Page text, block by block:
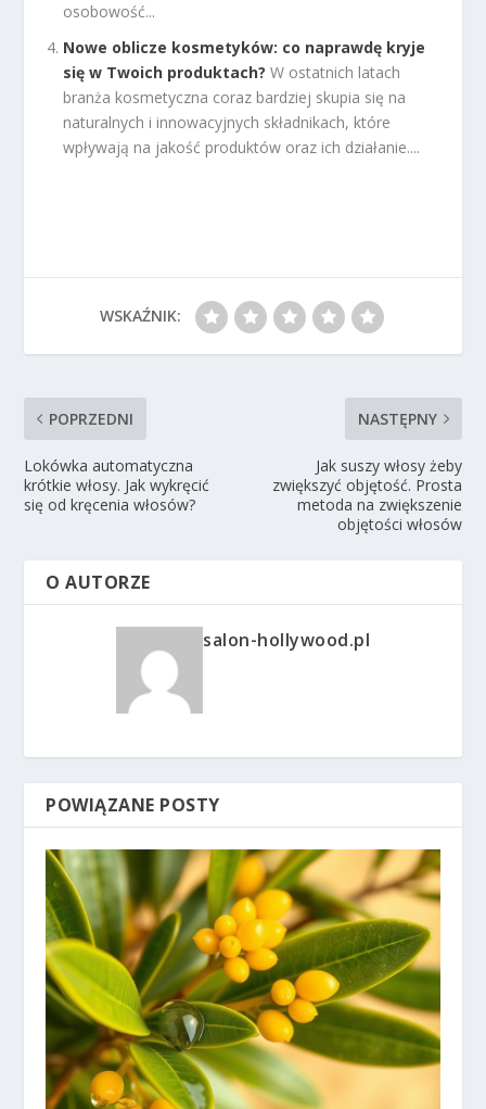
osobowość...
Nowe oblicze kosmetyków: co naprawdę kryje
się w Twoich produktach? W ostatnich latach
branża kosmetyczna coraz bardziej skupia się na
naturalnych i innowacyjnych składnikach, które
wpływają na jakość produktów oraz ich działanie....
WSKAŹNIK:
POPRZEDNI
Lokówka automatyczna
krótkie włosy. Jak wykręcić
się od kręcenia włosów?
NASTĘPNY
Jak suszy włosy żeby
zwiększyć objętość. Prosta
metoda na zwiększenie
objętości włosów
O AUTORZE
salon-hollywood.pl
POWIĄZANE POSTY